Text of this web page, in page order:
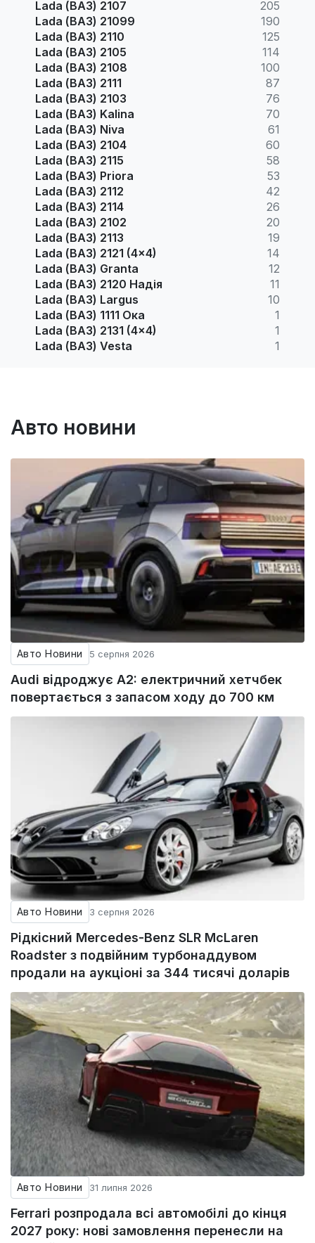
Lada (ВАЗ) 2107
205
Lada (ВАЗ) 21099
190
Lada (ВАЗ) 2110
125
Lada (ВАЗ) 2105
114
Lada (ВАЗ) 2108
100
Lada (ВАЗ) 2111
87
Lada (ВАЗ) 2103
76
Lada (ВАЗ) Kalina
70
Lada (ВАЗ) Niva
61
Lada (ВАЗ) 2104
60
Lada (ВАЗ) 2115
58
Lada (ВАЗ) Priora
53
Lada (ВАЗ) 2112
42
Lada (ВАЗ) 2114
26
Lada (ВАЗ) 2102
20
Lada (ВАЗ) 2113
19
Lada (ВАЗ) 2121 (4x4)
14
Lada (ВАЗ) Granta
12
Lada (ВАЗ) 2120 Надія
11
Lada (ВАЗ) Largus
10
Lada (ВАЗ) 1111 Ока
1
Lada (ВАЗ) 2131 (4x4)
1
Lada (ВАЗ) Vesta
1
Авто новини
Авто Новини 5 серпня 2026
Audi відроджує A2: електричний хетчбек
повертається з запасом ходу до 700 км
Авто Новини 3 серпня 2026
Рідкісний Mercedes-Benz SLR McLaren
Roadster з подвійним турбонаддувом
продали на аукціоні за 344 тисячі доларів
Авто Новини 31 липня 2026
Ferrari розпродала всі автомобілі до кінця
2027 року: нові замовлення перенесли на